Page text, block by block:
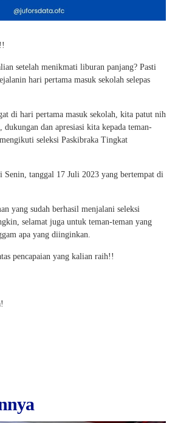
setelah menikmati liburan panjang? Pasti
hari pertama masuk sekolah selepas
di hari pertama masuk sekolah, kita patut nih
dukungan dan apresiasi kita kepada teman-
seleksi Paskibraka Tingkat
Senin, tanggal 17 Juli 2023 yang bertempat di
yang sudah berhasil menjalani seleksi
selamat juga untuk teman-teman yang
apa yang diinginkan.
pencapaian yang kalian raih!!